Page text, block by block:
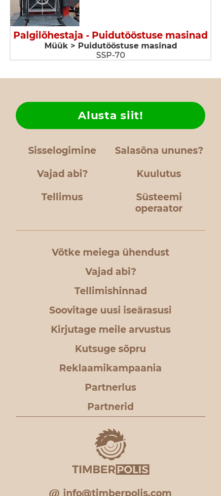
Palgilõhestaja - Puidutööstuse masinad
Müük > Puidutööstuse masinad
SSP-70
Sisselogimine Salasõna ununes?
Vajad abi?
Alusta siit!
Kuulutus
Tellimus
Süsteemi
operaator
Võtke meiega ühendust
Vajad abi?
Tellimishinnad
Soovitage uusi iseärasusi
Kirjutage meile arvustus
Kutsuge sõpru
Reklaamikampaania
Partnerlus
Partnerid
info@timberpolis.com